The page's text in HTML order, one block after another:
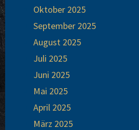
Okto­ber 2025
Sep­tem­ber 2025
August 2025
Juli 2025
Juni 2025
Mai 2025
April 2025
März 2025